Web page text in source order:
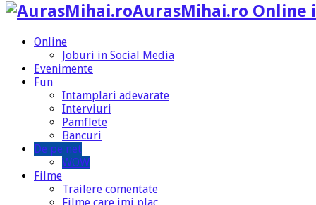
AurasMihai.ro Online
Online
Joburi in Social Media
Evenimente
Fun
Intamplari adevarate
Interviuri
Pamflete
Bancuri
De pe net
WOW
Filme
Trailere comentate